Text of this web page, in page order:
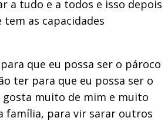
a tudo e a todos e isso depois
as capacidades
que eu possa ser o pároco
ter para que eu possa ser o
gosta muito de mim e muito
família, para vir sarar outros